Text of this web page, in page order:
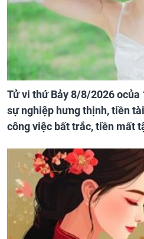
Tử vi thứ Bảy 8/8/2026 ocủa
sự nghiệp hưng thịnh, tiền
công việc bất trắc, tiền mất